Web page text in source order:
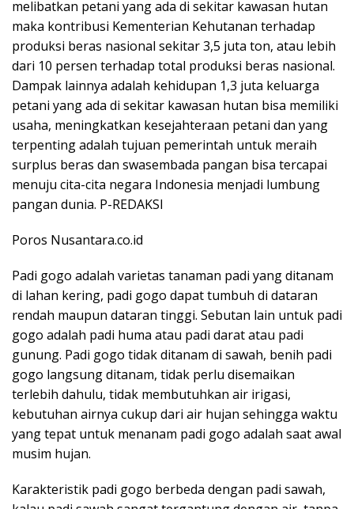
Poros Nusantara.co.id
Padi gogo adalah varietas tanaman padi yang ditanam
di lahan kering, padi gogo dapat tumbuh di dataran
rendah maupun dataran tinggi. Sebutan lain untuk padi
gogo adalah padi huma atau padi darat atau padi
gunung. Padi gogo tidak ditanam di sawah, benih padi
gogo langsung ditanam, tidak perlu disemaikan
terlebih dahulu, tidak membutuhkan air irigasi,
kebutuhan airnya cukup dari air hujan sehingga waktu
yang tepat untuk menanam padi gogo adalah saat awal
musim hujan.
Karakteristik padi gogo berbeda dengan padi sawah,